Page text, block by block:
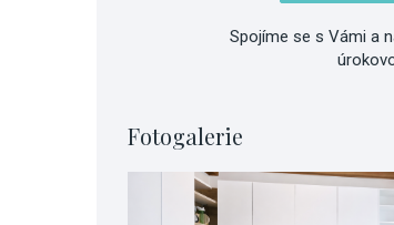
Spojíme se s Vámi a
Fotogalerie